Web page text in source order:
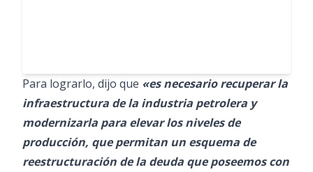
Para lograrlo, dijo que «es necesario recuperar la
infraestructura de la industria petrolera y
modernizarla para elevar los niveles de
producción, que permitan un esquema de
reestructuración de la deuda que poseemos con